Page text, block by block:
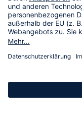
HSE International